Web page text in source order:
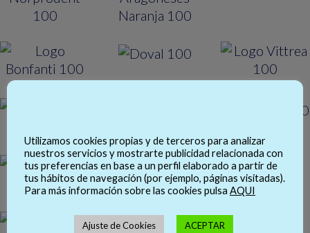
Utilizamos cookies propias y de terceros para analizar
nuestros servicios y mostrarte publicidad relacionada con
tus preferencias en base a un perfil elaborado a partir de
tus hábitos de navegación (por ejemplo, páginas visitadas).
Para más información sobre las cookies pulsa AQUI
Ajuste de Cookies ACEPTAR